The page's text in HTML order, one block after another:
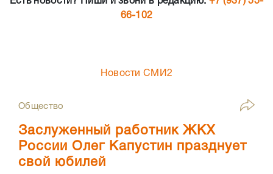
66-102
Новости СМИ2
Общество
Заслуженный работник ЖКХ
России Олег Капустин празднует
свой юбилей